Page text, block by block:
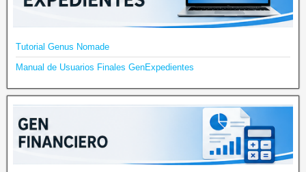
Tutorial Genus Nomade
Manual de Usuarios Finales GenExpedientes